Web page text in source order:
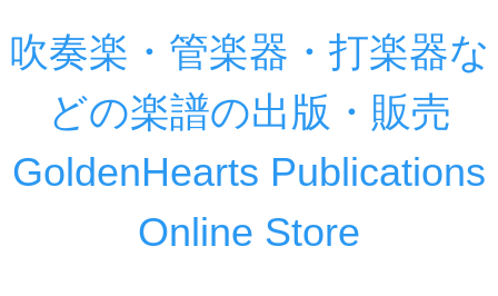
吹奏楽・管楽器・打楽器な
どの楽譜の出版・販売
GoldenHearts Publications
Online Store